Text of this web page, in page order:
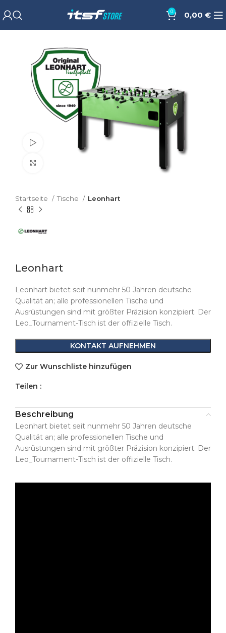
0 0,00 €
Watch video
Startseite Tische Leonhart
Leonhart
Leonhart bietet seit nunmehr 50 Jahren deutsche
Qualität an; alle professionellen Tische und
Ausrüstungen sind mit größter Präzision konzipiert. Der
Leo_Tournament-Tisch ist der offizielle Tisch.
KONTAKT AUFNEHMEN
Zur Wunschliste hinzufügen
Teilen :
Beschreibung
Leonhart bietet seit nunmehr 50 Jahren deutsche
Qualität an; alle professionellen Tische und
Ausrüstungen sind mit größter Präzision konzipiert. Der
Leo_Tournament-Tisch ist der offizielle Tisch.